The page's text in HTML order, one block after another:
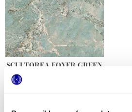
SCULTOREA FOYER GREEN
Varianti colore